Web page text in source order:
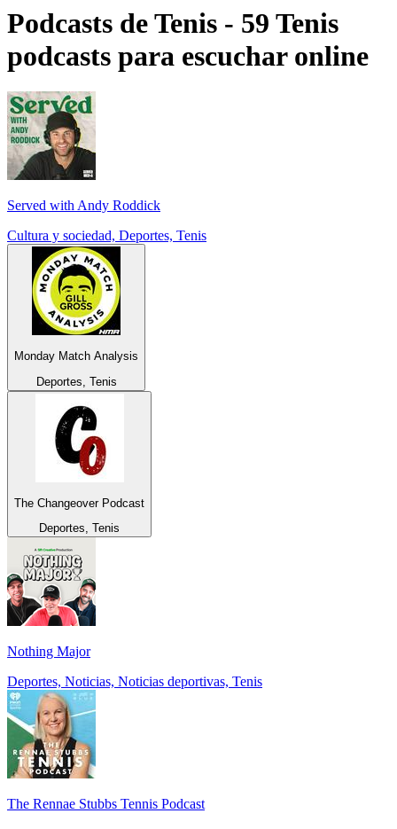
Podcasts de Tenis - 59 Tenis
podcasts para escuchar online
Served with Andy Roddick
Cultura y sociedad, Deportes, Tenis
Monday Match Analysis
Deportes, Tenis
The Changeover Podcast
Deportes, Tenis
Nothing Major
Deportes, Noticias, Noticias deportivas, Tenis
The Rennae Stubbs Tennis Podcast